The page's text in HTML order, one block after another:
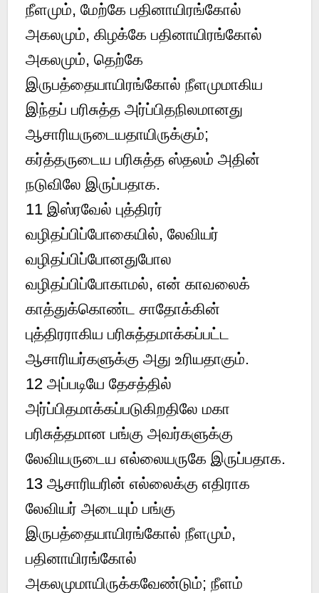
நீளமும், மேற்கே பதினாயிரங்கோல்
அகலமும், கிழக்கே பதினாயிரங்கோல்
அகலமும், தெற்கே
இருபத்தையாயிரங்கோல் நீளமுமாகிய
இந்தப் பரிசுத்த அர்ப்பிதநிலமானது
ஆசாரியருடையதாயிருக்கும்;
கர்த்தருடைய பரிசுத்த ஸ்தலம் அதின்
நடுவிலே இருப்பதாக.
11 இஸ்ரவேல் புத்திரர்
வழிதப்பிப்போகையில், லேவியர்
வழிதப்பிப்போனதுபோல
வழிதப்பிப்போகாமல், என் காவலைக்
காத்துக்கொண்ட சாதோக்கின்
புத்திரராகிய பரிசுத்தமாக்கப்பட்ட
ஆசாரியர்களுக்கு அது உரியதாகும்.
12 அப்படியே தேசத்தில்
அர்ப்பிதமாக்கப்படுகிறதிலே மகா
பரிசுத்தமான பங்கு அவர்களுக்கு
லேவியருடைய எல்லையருகே இருப்பதாக.
13 ஆசாரியரின் எல்லைக்கு எதிராக
லேவியர் அடையும் பங்கு
இருபத்தையாயிரங்கோல் நீளமும்,
பதினாயிரங்கோல்
அகலமுமாயிருக்கவேண்டும்; நீளம்